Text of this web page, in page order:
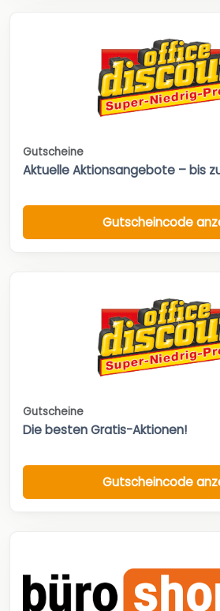
Gutscheine
Aktuelle Aktionsangebote – bis
Gutscheincode
Gutscheine
Die besten Gratis-Aktionen!
Gutscheincode